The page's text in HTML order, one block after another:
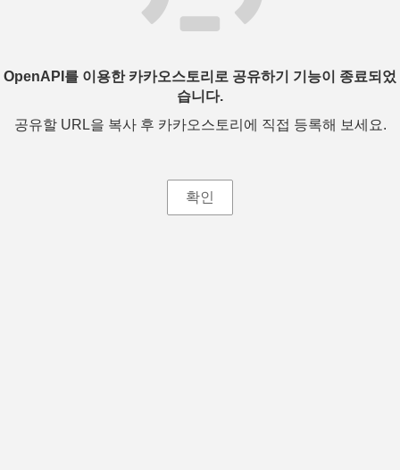
OpenAPI를 이용한 카카오스토리로 공유하기 기능이 종료되었
습니다.
공유할 URL을 복사 후 카카오스토리에 직접 등록해 보세요.
확인